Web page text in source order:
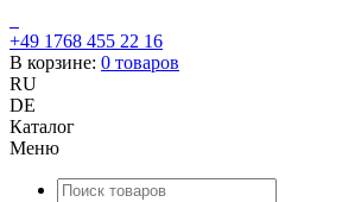
+49 1768 455 22 16
В корзине: 0 товаров
RU
DE
Каталог
Меню